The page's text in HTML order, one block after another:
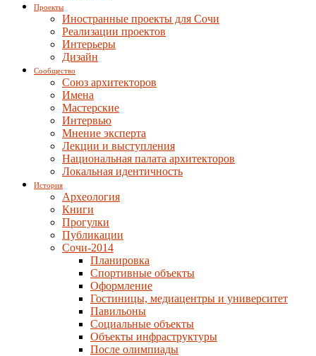
Проекты
Иностранные проекты для Сочи
Реализации проектов
Интерьеры
Дизайн
Сообщество
Союз архитекторов
Имена
Мастерские
Интервью
Мнение эксперта
Лекции и выступления
Национальная палата архитекторов
Локальная идентичность
История
Археология
Книги
Прогулки
Публикации
Сочи-2014
Планировка
Спортивные объекты
Оформление
Гостиницы, медиацентры и университет
Павильоны
Социальные объекты
Объекты инфраструктуры
После олимпиады